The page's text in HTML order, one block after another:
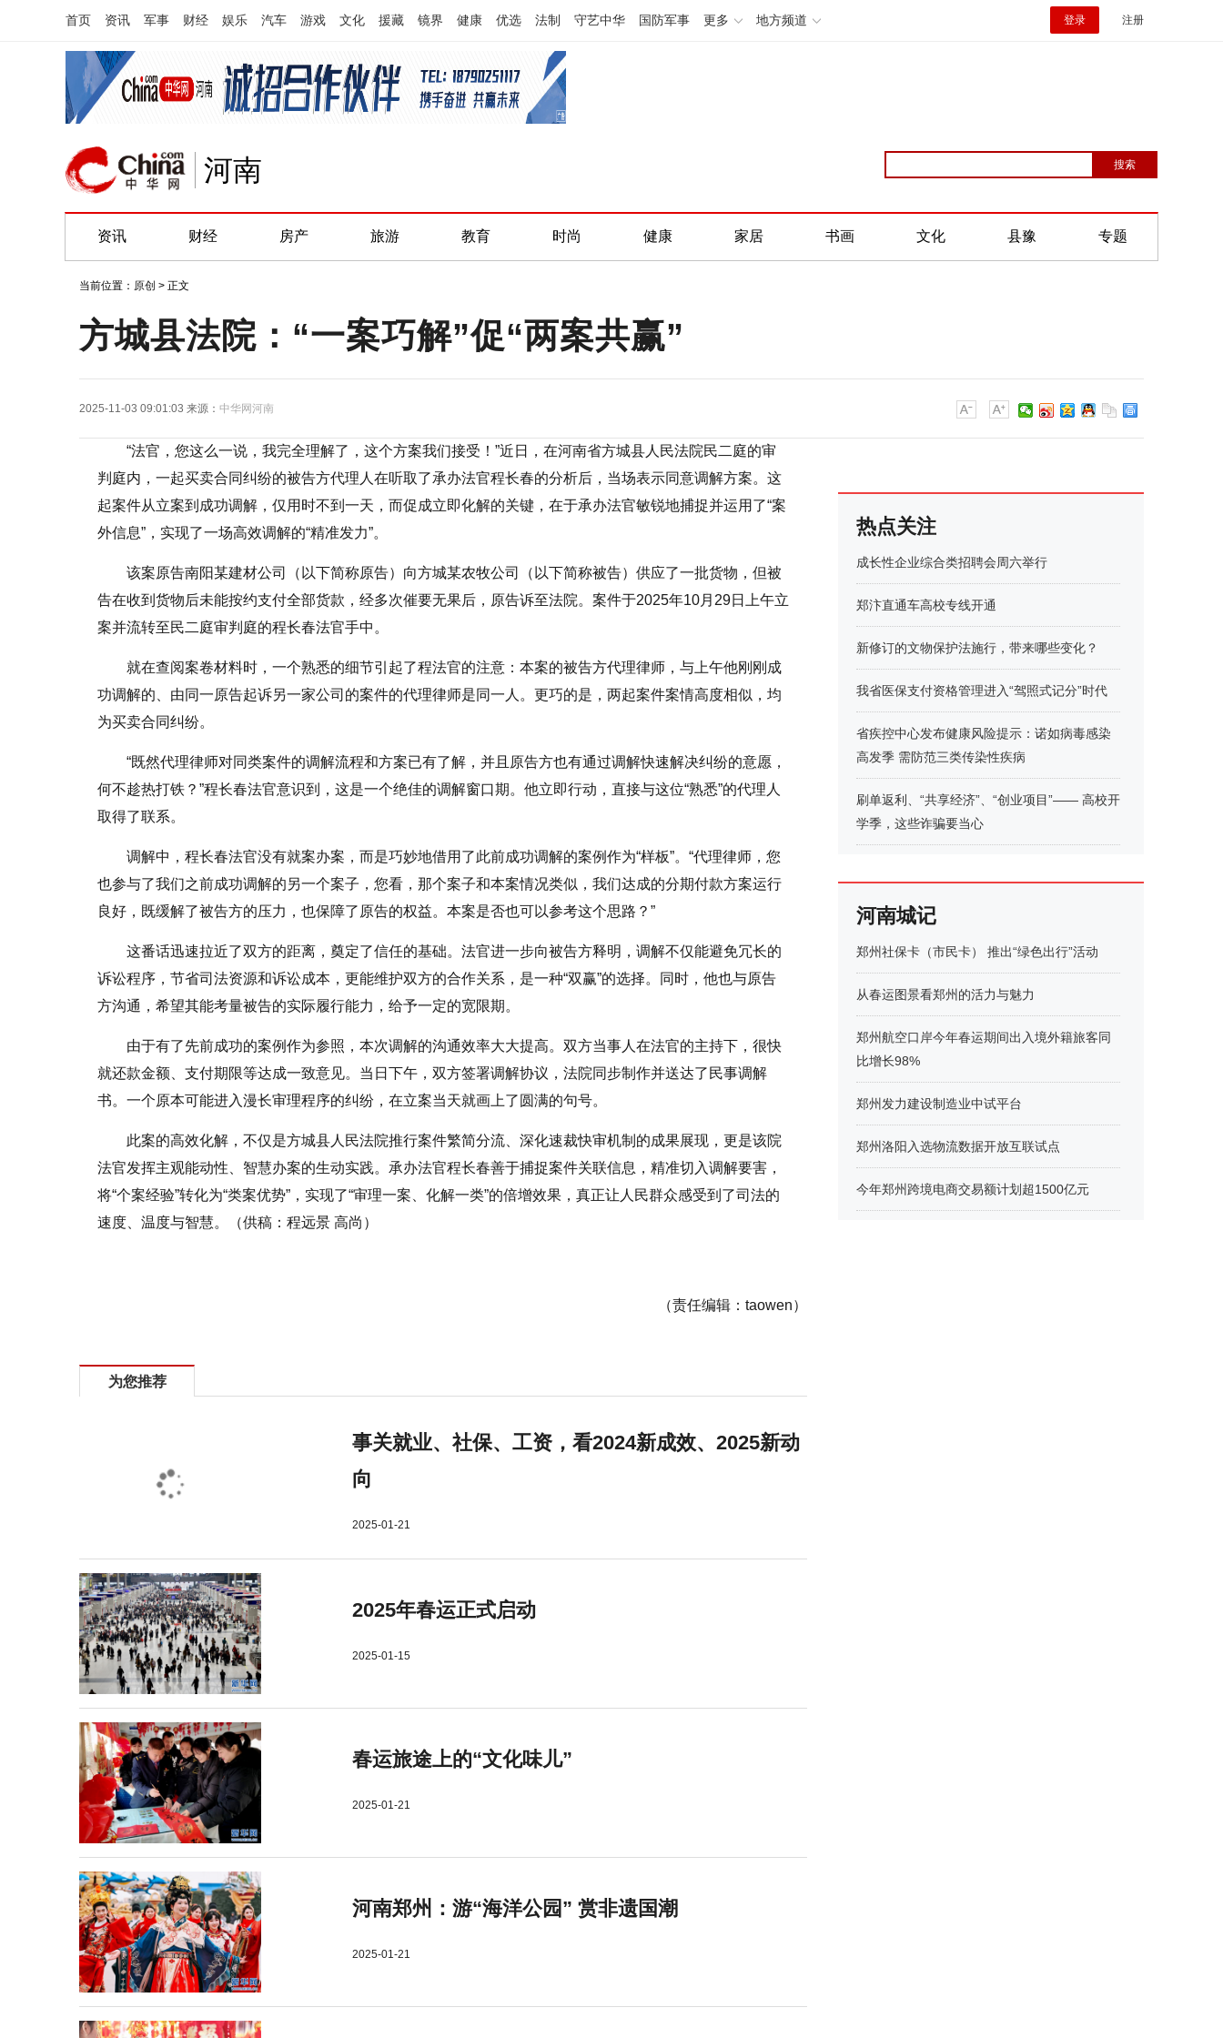
首页 资讯 军事 财经 娱乐 汽车 游戏 文化 援藏 镜界 健康 优选 法制 守艺中华 国防军事 更多 地方频道 登录 注册
河南
资讯 财经 房产 旅游 教育 时尚 健康 家居 书画 文化 县豫 专题
当前位置： 原创 > 正文
方城县法院：“一案巧解”促“两案共赢”
2025-11-03 09:01:03 来源： 中华网河南
“法官，您这么一说，我完全理解了，这个方案我们接受！”近日，在河南省方城县人民法院民二庭的审
判庭内，一起买卖合同纠纷的被告方代理人在听取了承办法官程长春的分析后，当场表示同意调解方案。这
起案件从立案到成功调解，仅用时不到一天，而促成立即化解的关键，在于承办法官敏锐地捕捉并运用了“案
外信息”，实现了一场高效调解的“精准发力”。
该案原告南阳某建材公司（以下简称原告）向方城某农牧公司（以下简称被告）供应了一批货物，但被
告在收到货物后未能按约支付全部货款，经多次催要无果后，原告诉至法院。案件于2025年10月29日上午立
案并流转至民二庭审判庭的程长春法官手中。
就在查阅案卷材料时，一个熟悉的细节引起了程法官的注意：本案的被告方代理律师，与上午他刚刚成
功调解的、由同一原告起诉另一家公司的案件的代理律师是同一人。更巧的是，两起案件案情高度相似，均
为买卖合同纠纷。
“既然代理律师对同类案件的调解流程和方案已有了解，并且原告方也有通过调解快速解决纠纷的意愿，
何不趁热打铁？”程长春法官意识到，这是一个绝佳的调解窗口期。他立即行动，直接与这位“熟悉”的代理人
取得了联系。
调解中，程长春法官没有就案办案，而是巧妙地借用了此前成功调解的案例作为“样板”。“代理律师，您
也参与了我们之前成功调解的另一个案子，您看，那个案子和本案情况类似，我们达成的分期付款方案运行
良好，既缓解了被告方的压力，也保障了原告的权益。本案是否也可以参考这个思路？”
这番话迅速拉近了双方的距离，奠定了信任的基础。法官进一步向被告方释明，调解不仅能避免冗长的
诉讼程序，节省司法资源和诉讼成本，更能维护双方的合作关系，是一种“双赢”的选择。同时，他也与原告
方沟通，希望其能考量被告的实际履行能力，给予一定的宽限期。
由于有了先前成功的案例作为参照，本次调解的沟通效率大大提高。双方当事人在法官的主持下，很快
就还款金额、支付期限等达成一致意见。当日下午，双方签署调解协议，法院同步制作并送达了民事调解
书。一个原本可能进入漫长审理程序的纠纷，在立案当天就画上了圆满的句号。
此案的高效化解，不仅是方城县人民法院推行案件繁简分流、深化速裁快审机制的成果展现，更是该院
法官发挥主观能动性、智慧办案的生动实践。承办法官程长春善于捕捉案件关联信息，精准切入调解要害，
将“个案经验”转化为“类案优势”，实现了“审理一案、化解一类”的倍增效果，真正让人民群众感受到了司法的
速度、温度与智慧。（供稿：程远景 高尚）
（责任编辑：taowen）
为您推荐
事关就业、社保、工资，看2024新成效、2025新动
向
2025-01-21
2025年春运正式启动
2025-01-15
春运旅途上的“文化味儿”
2025-01-21
河南郑州：游“海洋公园” 赏非遗国潮
2025-01-21
热点关注
成长性企业综合类招聘会周六举行
郑汴直通车高校专线开通
新修订的文物保护法施行，带来哪些变化？
我省医保支付资格管理进入“驾照式记分”时代
省疾控中心发布健康风险提示：诺如病毒感染
高发季 需防范三类传染性疾病
刷单返利、“共享经济”、“创业项目”—— 高校开
学季，这些诈骗要当心
河南城记
郑州社保卡（市民卡） 推出“绿色出行”活动
从春运图景看郑州的活力与魅力
郑州航空口岸今年春运期间出入境外籍旅客同
比增长98%
郑州发力建设制造业中试平台
郑州洛阳入选物流数据开放互联试点
今年郑州跨境电商交易额计划超1500亿元